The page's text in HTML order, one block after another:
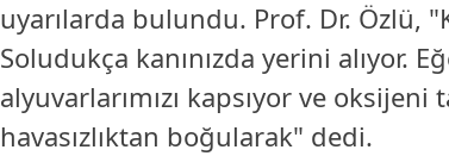
uyarılarda bulundu. Prof. Dr. Özlü,
Soludukça kanınızda yerini alıyor.
alyuvarlarımızı kapsıyor ve
havasızlıktan boğularak" dedi.